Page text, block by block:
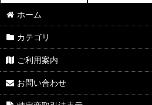
ホーム
カテゴリ
ご利用案内
お問い合わせ